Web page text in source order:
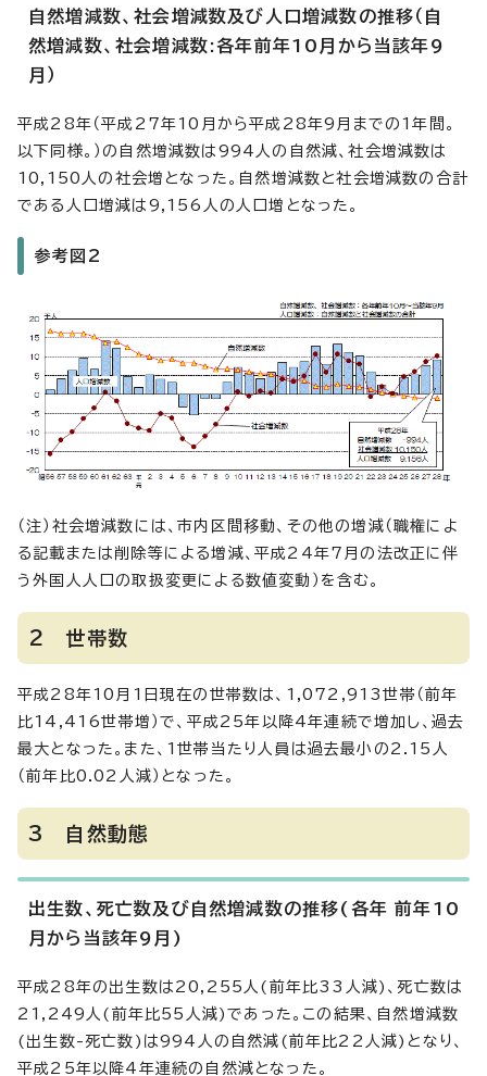
自然増減数、社会増減数及び人口増減数の推移（自
然増減数、社会増減数:各年前年10月から当該年9
月）
平成28年（平成27年10月から平成28年9月までの1年間。
以下同様。）の自然増減数は994人の自然減、社会増減数は
10,150人の社会増となった。自然増減数と社会増減数の合計
である人口増減は9,156人の人口増となった。
参考図2
（注）社会増減数には、市内区間移動、その他の増減（職権によ
る記載または削除等による増減、平成24年7月の法改正に伴
う外国人人口の取扱変更による数値変動）を含む。
2 世帯数
平成28年10月1日現在の世帯数は、1,072,913世帯（前年
比14,416世帯増）で、平成25年以降4年連続で増加し、過去
最大となった。また、1世帯当たり人員は過去最小の2.15人
（前年比0.02人減）となった。
3 自然動態
出生数、死亡数及び自然増減数の推移(各年 前年10
月から当該年9月)
平成28年の出生数は20,255人(前年比33人減)、死亡数は
21,249人(前年比55人減)であった。この結果、自然増減数
(出生数-死亡数)は994人の自然減(前年比22人減)となり、
平成25年以降4年連続の自然減となった。